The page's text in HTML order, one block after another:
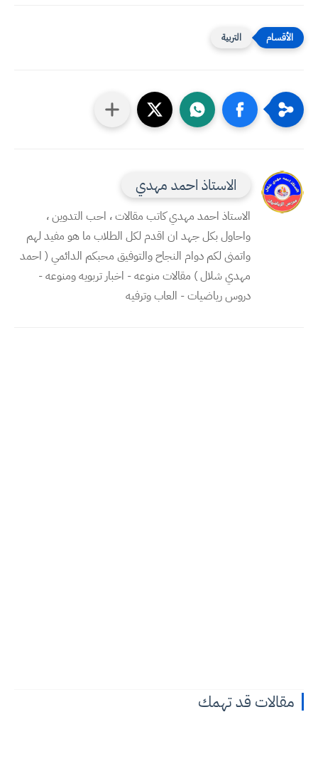
التربية
الاستاذ احمد مهدي
الاستاذ احمد مهدي كاتب مقالات ، احب التدوين ،
واحاول بكل جهد ان اقدم لكل الطلاب ما هو مفيد لهم
واتمنى لكم دوام النجاح والتوفيق محبكم الدائمي ( احمد
مهدي شلال ) مقالات منوعه - اخبار تربويه ومنوعه -
دروس رياضيات - العاب وترفيه
مقالات قد تهمك